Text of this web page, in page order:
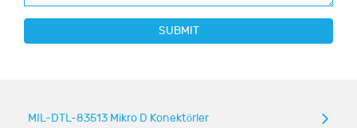
SUBMIT
MIL-DTL-83513 Mikro D Konektörler